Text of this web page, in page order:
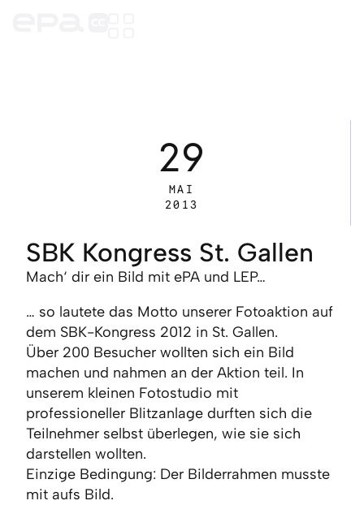
29
MAI
2013
SBK Kongress St. Gallen
Mach‘ dir ein Bild mit ePA und LEP…
… so lautete das Motto unserer Fotoaktion auf
dem SBK-Kongress 2012 in St. Gallen.
Über 200 Besucher wollten sich ein Bild
machen und nahmen an der Aktion teil. In
unserem kleinen Fotostudio mit
professioneller Blitzanlage durften sich die
Teilnehmer selbst überlegen, wie sie sich
darstellen wollten.
Einzige Bedingung: Der Bilderrahmen musste
mit aufs Bild.